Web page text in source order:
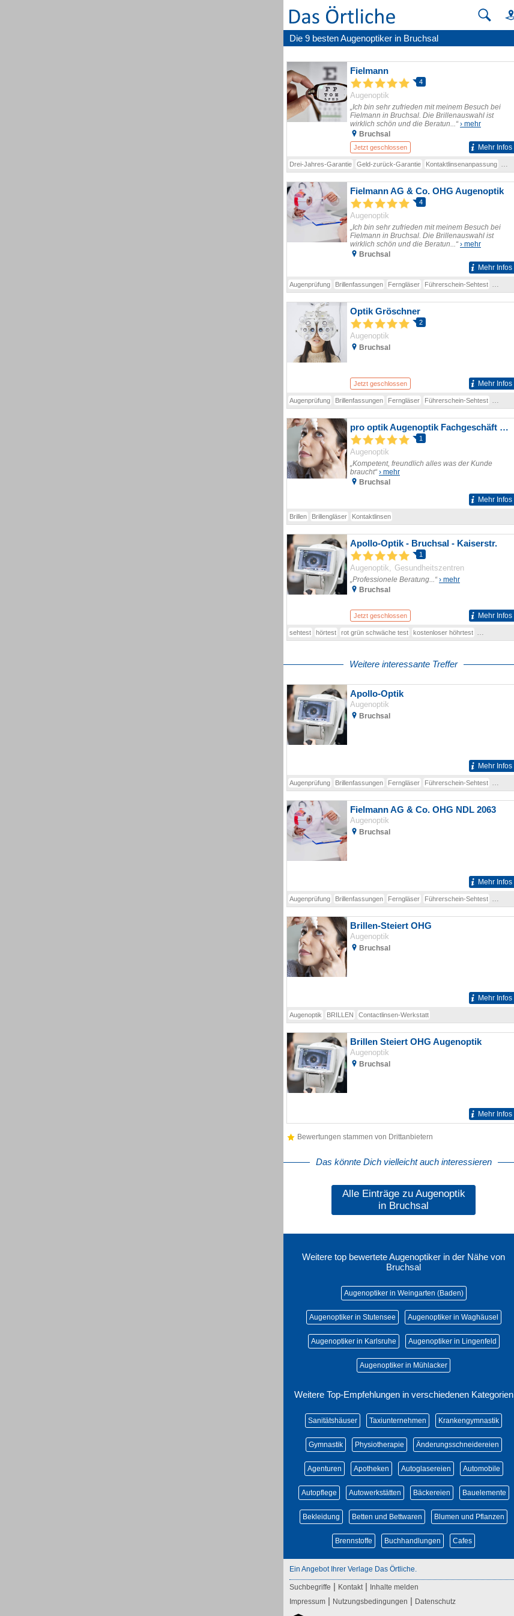
Die 9 besten Augenoptiker in Bruchsal
Fielmann
4
Augenoptik
„Ich bin sehr zufrieden mit meinem Besuch bei
Fielmann in Bruchsal. Die Brillenauswahl ist
wirklich schön und die Beratun...“› mehr
Bruchsal
Jetzt geschlossen Mehr Infos
Drei-Jahres-Garantie Geld-zurück-Garantie Kontaktlinsenanpassung
Fielmann AG & Co. OHG Augenoptik
4
Augenoptik
„Ich bin sehr zufrieden mit meinem Besuch bei
Fielmann in Bruchsal. Die Brillenauswahl ist
wirklich schön und die Beratun...“› mehr
Bruchsal
Mehr Infos
Augenprüfung Brillenfassungen Ferngläser Führerschein-Sehtest
Optik Gröschner
2
Augenoptik
Bruchsal
Jetzt geschlossen Mehr Infos
Augenprüfung Brillenfassungen Ferngläser Führerschein-Sehtest
pro optik Augenoptik Fachgeschäft GmbH
1
Augenoptik
„Kompetent, freundlich alles was der Kunde
braucht“› mehr
Bruchsal
Mehr Infos
Brillen Brillengläser Kontaktlinsen
Apollo-Optik - Bruchsal - Kaiserstr.
1
Augenoptik Gesundheitszentren
„Professionele Beratung...“› mehr
Bruchsal
Jetzt geschlossen Mehr Infos
sehtest hörtest rot grün schwäche test kostenloser höhrtest
Weitere interessante Treffer
Apollo-Optik
Augenoptik
Bruchsal
Mehr Infos
Augenprüfung Brillenfassungen Ferngläser Führerschein-Sehtest
Fielmann AG & Co. OHG NDL 2063
Augenoptik
Bruchsal
Mehr Infos
Augenprüfung Brillenfassungen Ferngläser Führerschein-Sehtest
Brillen-Steiert OHG
Augenoptik
Bruchsal
Mehr Infos
Augenoptik BRILLEN Contactlinsen-Werkstatt
Brillen Steiert OHG Augenoptik
Augenoptik
Bruchsal
Mehr Infos
Bewertungen stammen von Drittanbietern
Das könnte Dich vielleicht auch interessieren
Alle Einträge zu Augenoptik
in Bruchsal
Weitere top bewertete Augenoptiker in der Nähe von
Bruchsal
Augenoptiker in Weingarten (Baden)
Augenoptiker in Stutensee Augenoptiker in Waghäusel
Augenoptiker in Karlsruhe Augenoptiker in Lingenfeld
Augenoptiker in Mühlacker
Weitere Top-Empfehlungen in verschiedenen Kategorien
Sanitätshäuser Taxiunternehmen Krankengymnastik
Gymnastik Physiotherapie Änderungsschneidereien
Agenturen Apotheken Autoglasereien Automobile
Autopflege Autowerkstätten Bäckereien Bauelemente
Bekleidung Betten und Bettwaren Blumen und Pflanzen
Brennstoffe Buchhandlungen Cafes
Ein Angebot Ihrer Verlage Das Örtliche.
Suchbegriffe | Kontakt | Inhalte melden
Impressum | Nutzungsbedingungen | Datenschutz